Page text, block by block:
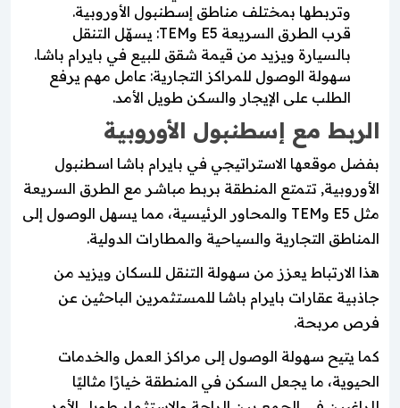
وتربطها بمختلف مناطق إسطنبول الأوروبية.
قرب الطرق السريعة E5 وTEM: يسهّل التنقل
بالسيارة ويزيد من قيمة شقق للبيع في بايرام باشا.
سهولة الوصول للمراكز التجارية: عامل مهم يرفع
الطلب على الإيجار والسكن طويل الأمد.
الربط مع إسطنبول الأوروبية
بفضل موقعها الاستراتيجي في بايرام باشا اسطنبول
الأوروبية, تتمتع المنطقة بربط مباشر مع الطرق السريعة
مثل E5 وTEM والمحاور الرئيسية، مما يسهل الوصول إلى
المناطق التجارية والسياحية والمطارات الدولية.
هذا الارتباط يعزز من سهولة التنقل للسكان ويزيد من
جاذبية عقارات بايرام باشا للمستثمرين الباحثين عن
فرص مربحة.
كما يتيح سهولة الوصول إلى مراكز العمل والخدمات
الحيوية، ما يجعل السكن في المنطقة خيارًا مثاليًا